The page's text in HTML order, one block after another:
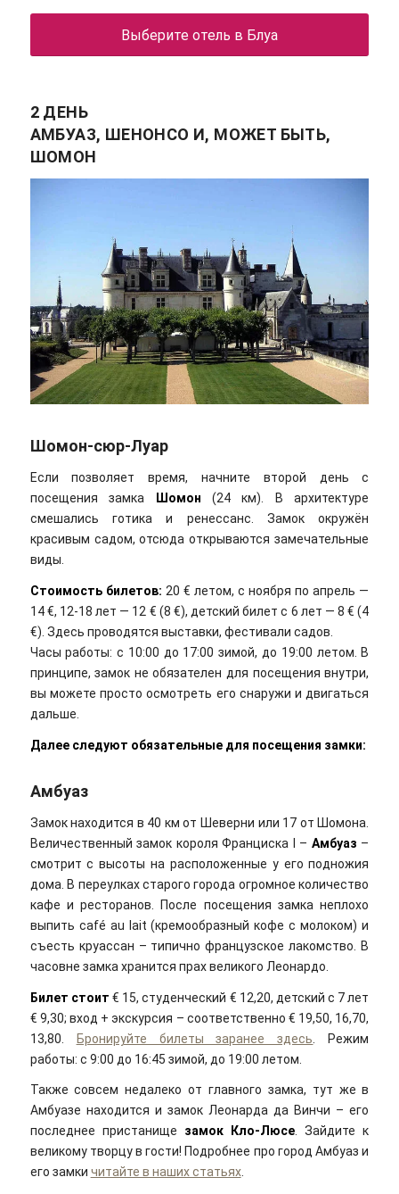
Выберите отель в Блуа
2 ДЕНЬ
АМБУАЗ, ШЕНОНСО И, МОЖЕТ БЫТЬ,
ШОМОН
Шомон-сюр-Луар
Если позволяет время, начните второй день с
посещения замка
Шомон (24 км). В архитектуре
смешались готика и ренессанс. Замок окружён
красивым садом, отсюда открываются замечательные
виды.
Стоимость билетов: 20 € летом, с ноября по апрель —
14 €, 12-18 лет — 12 € (8 €), детский билет с 6 лет — 8 € (4
€). Здесь проводятся выставки, фестивали садов.
Часы работы: с 10:00 до 17:00 зимой, до 19:00 летом. В
принципе, замок не обязателен для посещения внутри,
вы можете просто осмотреть его снаружи и двигаться
дальше.
Далее следуют обязательные для посещения замки:
Амбуаз
Замок находится в 40 км от Шеверни или 17 от Шомона.
Величественный замок короля Франциска I – Амбуаз –
смотрит с высоты на расположенные у его подножия
дома. В переулках старого города огромное количество
кафе и ресторанов. После посещения замка неплохо
выпить café au lait (кремообразный кофе с молоком) и
съесть круассан – типично французское лакомство. В
часовне замка хранится прах великого Леонардо.
Билет стоит € 15, студенческий € 12,20, детский с 7 лет
€ 9,30; вход + экскурсия – соответственно € 19,50, 16,70,
13,80. Бронируйте билеты заранее здесь . Режим
работы: с 9:00 до 16:45 зимой, до 19:00 летом.
Также совсем недалеко от главного замка, тут же в
Амбуазе находится и замок Леонарда да Винчи – его
последнее пристанище замок Кло-Люсе. Зайдите к
великому творцу в гости! Подробнее про город Амбуаз и
его замки читайте в наших статьях.